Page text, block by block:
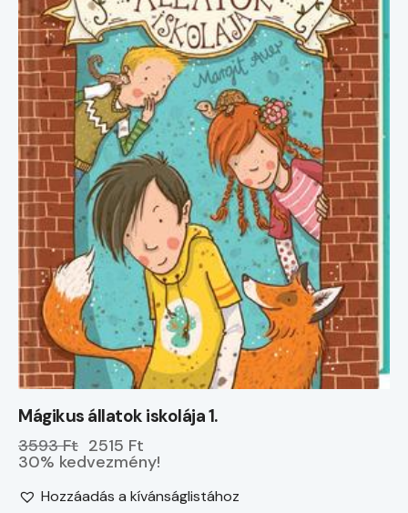
Mágikus állatok iskolája 1.
3593 Ft 2515 Ft
30% kedvezmény!
Hozzáadás a kívánságlistához